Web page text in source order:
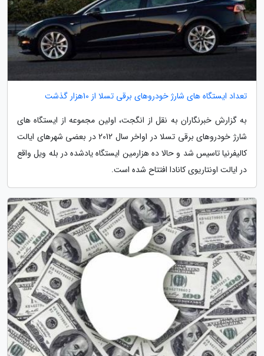
تعداد ایستگاه های شارژ خودروهای برقی تسلا از 10هزار گذشت
به گزارش خبرنگاران به نقل از انگجت، اولین مجموعه از ایستگاه های
شارژ خودروهای برقی تسلا در اواخر سال 2012 در بعضی شهرهای ایالت
کالیفرنیا تاسیس شد و حالا ده هزارمین ایستگاه یادشده در بله ویل واقع
در ایالت اونتاریوی کانادا افتتاح شده است.